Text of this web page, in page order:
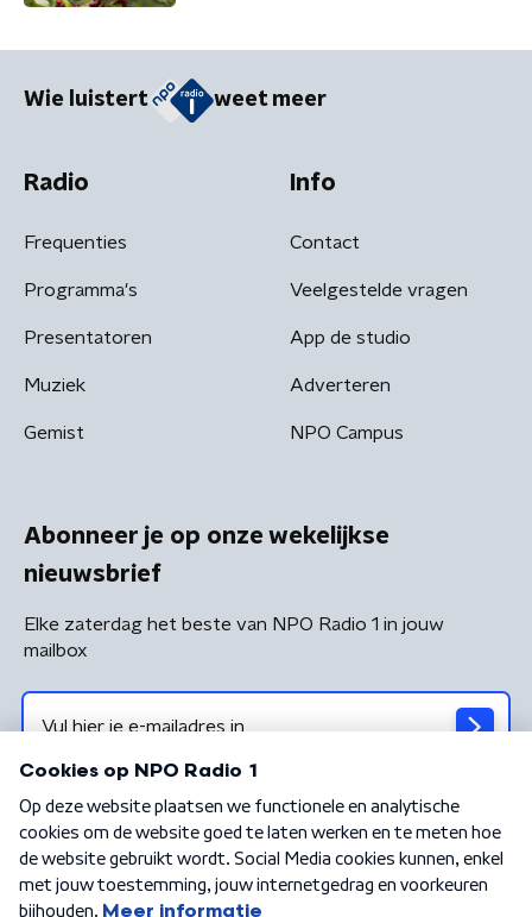
Wie luistert weet meer
Radio
Frequenties
Programma's
Presentatoren
Muziek
Gemist
Info
Contact
Veelgestelde vragen
App de studio
Adverteren
NPO Campus
Abonneer je op onze wekelijkse
nieuwsbrief
Elke zaterdag het beste van NPO Radio 1 in jouw
mailbox
Algemene voorwaarden